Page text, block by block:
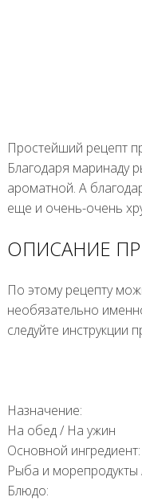
Простейший рецепт
Благодаря маринаду
ароматной. А
еще и очень-очень
ОПИСАНИЕ
По этому рецепту
необязательно
следуйте инструкции
Назначение:
На обед/На ужин
Основной ингредиент:
Рыба и морепродукты
Блюдо: